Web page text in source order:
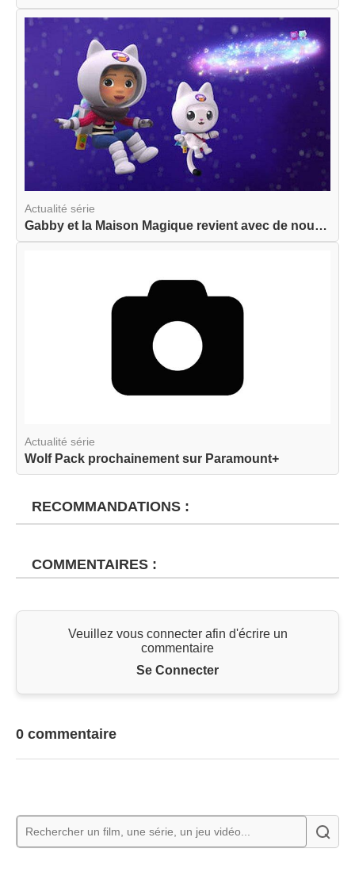
Actualité série
Gabby et la Maison Magique revient avec de nouve...
Actualité série
Wolf Pack prochainement sur Paramount+
RECOMMANDATIONS :
COMMENTAIRES :
Veuillez vous connecter afin d'écrire un
commentaire
Se Connecter
0 commentaire